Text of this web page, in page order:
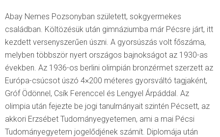
Abay Nemes Pozsonyban született, sokgyermekes
családban. Költözésük után gimnáziumba már Pécsre járt, itt
kezdett versenyszerűen úszni. A gyorsúszás volt főszáma,
melyben többször nyert országos bajnokságot az 1930-as
években. Az 1936-os berlini olimpián bronzérmet szerzett az
Európa-csúcsot úszó 4×200 méteres gyorsváltó tagjaként,
Gróf Ödönnel, Csík Ferenccel és Lengyel Árpáddal. Az
olimpia után fejezte be jogi tanulmányait szintén Pécsett, az
akkori Erzsébet Tudományegyetemen, ami a mai Pécsi
Tudományegyetem jogelődjének számít. Diplomája után